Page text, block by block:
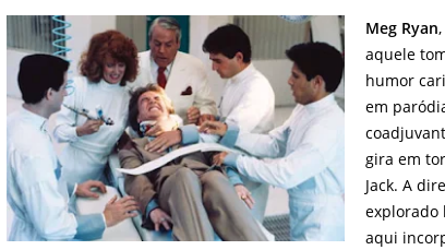
Meg Ryan
aquele
humor
em
gira em
Jack. A
aqui